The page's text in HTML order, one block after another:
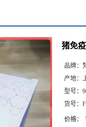
猪免
品牌：
产地：
型号：
货号：
价格：